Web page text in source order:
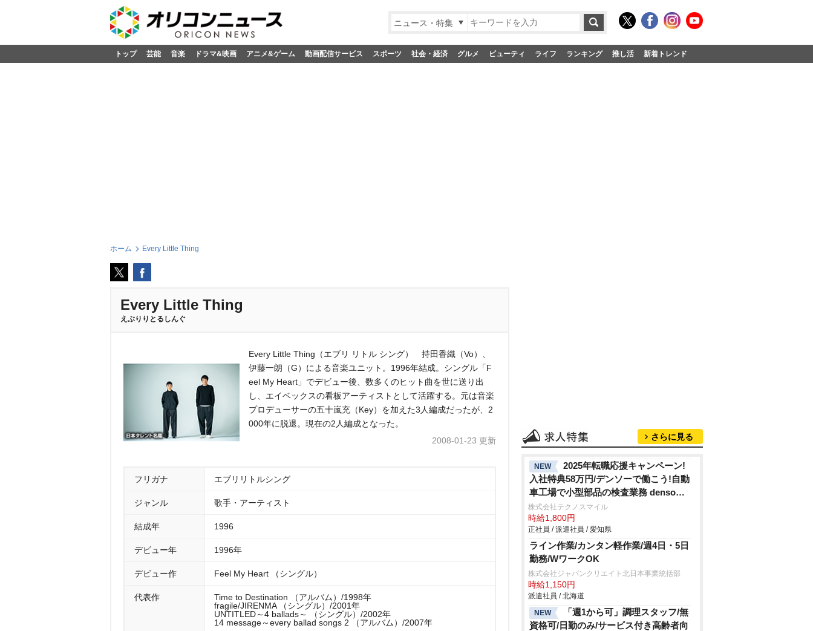
ニュース・特集
トップ 芸能 音楽 ドラマ&映画 アニメ&ゲーム 動画配信サービス スポーツ 社会・経済 グルメ ビューティ ライフ ランキング 推し活 新着トレンド
ホーム Every Little Thing
Every Little Thing
えぶりりとるしんぐ
Every Little Thing（エブリ リトル シング） 持田香織（Vo）、
伊藤一朗（G）による音楽ユニット。1996年結成。シングル「F
eel My Heart」でデビュー後、数多くのヒット曲を世に送り出
し、エイベックスの看板アーティストとして活躍する。元は音楽
プロデューサーの五十嵐充（Key）を加えた3人編成だったが、2
000年に脱退。現在の2人編成となった。
2008-01-23 更新
フリガナ エブリリトルシング
ジャンル 歌手・アーティスト
結成年 1996
デビュー年 1996年
デビュー作 Feel My Heart （シングル）
代表作
Time to Destination （アルバム）/1998年
fragile/JIRENMA （シングル）/2001年
UNTITLED～4 ballads～ （シングル）/2002年
14 message～every ballad songs 2 （アルバム）/2007年
さらに見る
NEW
2025年転職応援キャンペーン!
入社特典58万円/デンソーで働こう!自動
車工場で小型部品の検査業務 denso
aichi
株式会社テクノスマイル
時給1,800円
正社員 / 派遣社員 / 愛知県
ライン作業/カンタン軽作業/週4日・5日
勤務/WワークOK
株式会社ジャパンクリエイト北日本事業統括部
時給1,150円
派遣社員 / 北海道
NEW
「週1から可」調理スタッフ/無
資格可/日勤のみ/サービス付き高齢者向